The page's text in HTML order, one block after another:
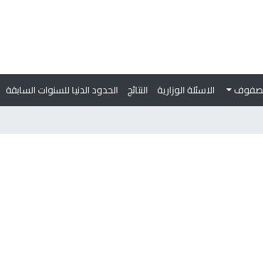
الاسئلة الوزارية النتائج الحدود الدنيا للسنوات السابقة